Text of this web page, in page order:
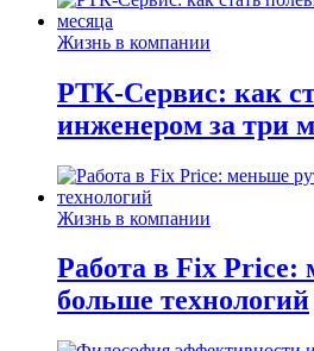
Жизнь в компании
РТК-Сервис: как
инженером за три
Жизнь в компании
Работа в Fix
больше технологий